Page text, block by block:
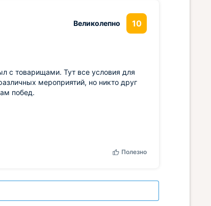
Великолепно 10
с товарищами. Тут все условия для
мероприятий, но никто друг
побед.
Полезно